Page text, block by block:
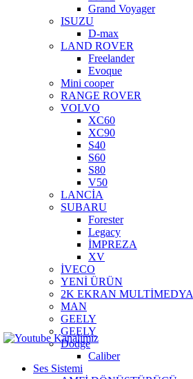
Grand Voyager
ISUZU
D-max
LAND ROVER
Freelander
Evoque
Mini cooper
RANGE ROVER
VOLVO
XC60
XC90
S40
S60
S80
V50
LANCİA
SUBARU
Forester
Legacy
İMPREZA
XV
İVECO
YENİ ÜRÜN
2K EKRAN MULTİMEDYA
MAN
GEELY
GEELY
Dodge
Caliber
Ses Sistemi